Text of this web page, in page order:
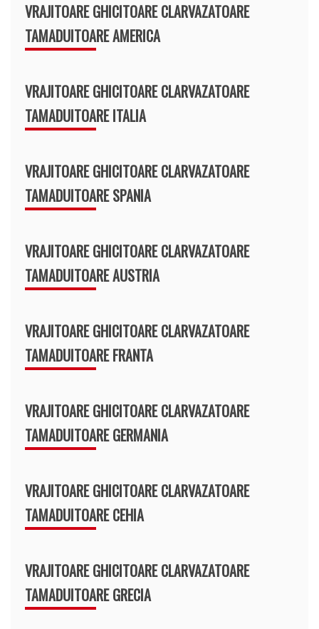
VRAJITOARE GHICITOARE CLARVAZATOARE
TAMADUITOARE AMERICA
VRAJITOARE GHICITOARE CLARVAZATOARE
TAMADUITOARE ITALIA
VRAJITOARE GHICITOARE CLARVAZATOARE
TAMADUITOARE SPANIA
VRAJITOARE GHICITOARE CLARVAZATOARE
TAMADUITOARE AUSTRIA
VRAJITOARE GHICITOARE CLARVAZATOARE
TAMADUITOARE FRANTA
VRAJITOARE GHICITOARE CLARVAZATOARE
TAMADUITOARE GERMANIA
VRAJITOARE GHICITOARE CLARVAZATOARE
TAMADUITOARE CEHIA
VRAJITOARE GHICITOARE CLARVAZATOARE
TAMADUITOARE GRECIA